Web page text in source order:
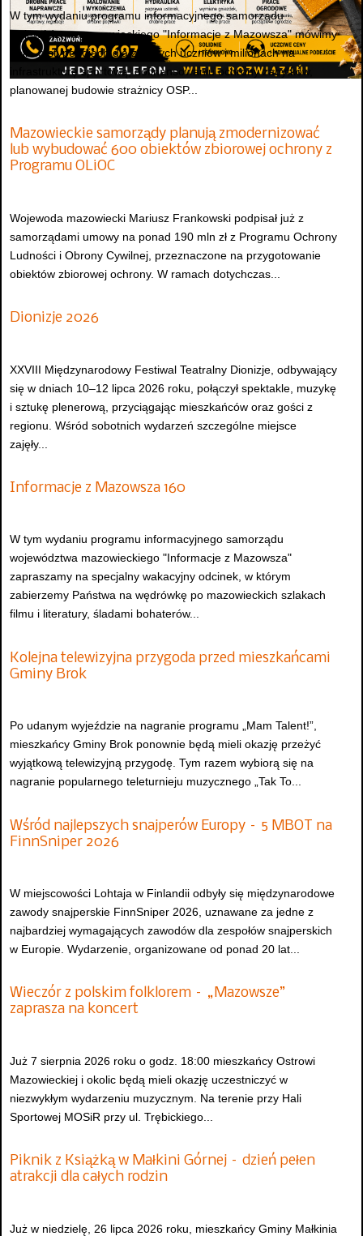
W tym wydaniu programu informacyjnego samorządu
województwa mazowieckiego "Informacje z Mazowsza" mówimy
m.in. o stypendiach dla zdolnych uczniów i milionach na
infrastrukturę sportową, dofinansowaniu ochrony zabytków,
planowanej budowie strażnicy OSP...
Mazowieckie samorządy planują zmodernizować
lub wybudować 600 obiektów zbiorowej ochrony z
Programu OLiOC
Wojewoda mazowiecki Mariusz Frankowski podpisał już z
samorządami umowy na ponad 190 mln zł z Programu Ochrony
Ludności i Obrony Cywilnej, przeznaczone na przygotowanie
obiektów zbiorowej ochrony. W ramach dotychczas...
Dionizje 2026
XXVIII Międzynarodowy Festiwal Teatralny Dionizje, odbywający
się w dniach 10–12 lipca 2026 roku, połączył spektakle, muzykę
i sztukę plenerową, przyciągając mieszkańców oraz gości z
regionu. Wśród sobotnich wydarzeń szczególne miejsce
zajęły...
Informacje z Mazowsza 160
W tym wydaniu programu informacyjnego samorządu
województwa mazowieckiego "Informacje z Mazowsza"
zapraszamy na specjalny wakacyjny odcinek, w którym
zabierzemy Państwa na wędrówkę po mazowieckich szlakach
filmu i literatury, śladami bohaterów...
Kolejna telewizyjna przygoda przed mieszkańcami
Gminy Brok
Po udanym wyjeździe na nagranie programu „Mam Talent!”,
mieszkańcy Gminy Brok ponownie będą mieli okazję przeżyć
wyjątkową telewizyjną przygodę. Tym razem wybiorą się na
nagranie popularnego teleturnieju muzycznego „Tak To...
Wśród najlepszych snajperów Europy – 5 MBOT na
FinnSniper 2026
W miejscowości Lohtaja w Finlandii odbyły się międzynarodowe
zawody snajperskie FinnSniper 2026, uznawane za jedne z
najbardziej wymagających zawodów dla zespołów snajperskich
w Europie. Wydarzenie, organizowane od ponad 20 lat...
Wieczór z polskim folklorem – „Mazowsze”
zaprasza na koncert
Już 7 sierpnia 2026 roku o godz. 18:00 mieszkańcy Ostrowi
Mazowieckiej i okolic będą mieli okazję uczestniczyć w
niezwykłym wydarzeniu muzycznym. Na terenie przy Hali
Sportowej MOSiR przy ul. Trębickiego...
Piknik z Książką w Małkini Górnej – dzień pełen
atrakcji dla całych rodzin
Już w niedzielę, 26 lipca 2026 roku, mieszkańcy Gminy Małkinia